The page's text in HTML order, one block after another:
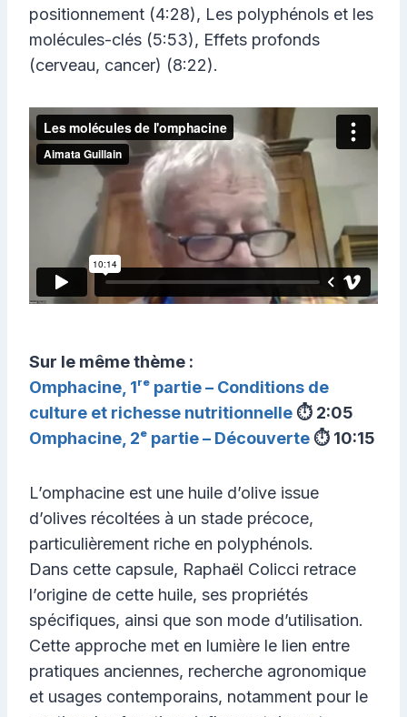
positionnement (4:28), Les polyphénols et les
molécules-clés (5:53), Effets profonds
(cerveau, cancer) (8:22).
Sur le même thème :
Omphacine, 1ʳᵉ partie – Conditions de
culture et richesse nutritionnelle⏱️ 2:05
Omphacine, 2ᵉ partie – Découverte⏱️ 10:15
L’omphacine est une huile d’olive issue
d’olives récoltées à un stade précoce,
particulièrement riche en polyphénols.
Dans cette capsule, Raphaël Colicci retrace
l’origine de cette huile, ses propriétés
spécifiques, ainsi que son mode d’utilisation.
Cette approche met en lumière le lien entre
pratiques anciennes, recherche agronomique
et usages contemporains, notamment pour le